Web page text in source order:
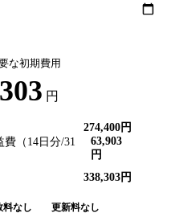
な初期費用
円
274,400 円
費（ 14 日分/31
63,903
円
338,303 円
料なし 更新料なし